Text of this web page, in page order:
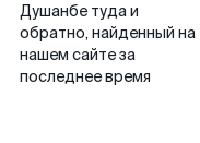
Душанбе туда и
обратно, найденный на
нашем сайте за
последнее время